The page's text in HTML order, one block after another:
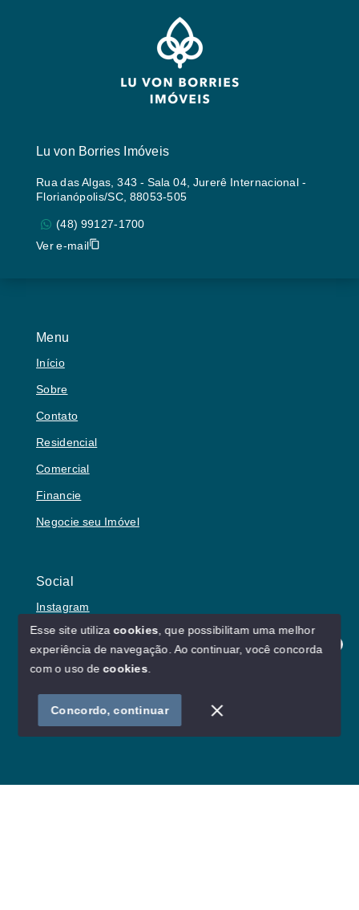
Olá! Estamos disponíveis para te ajudar.
Menu
Início
Sobre
Contato
Residencial
Comercial
Financie
Negocie seu Imóvel
Social
Instagram
© Copyright 2026 - Lu von Borries Imóveis - Todos os
SITE PARA IMOBILIARIA
Lu von Borries Imóveis
Rua das Algas, 343 - Sala 04, Jurerê Internacional -
Florianópolis/SC, 88053-505
(48) 99127-1700
Ver e-mail
Esse site utilizacookies , que possibilitam uma melhor
experiência de navegação. Ao continuar, você concorda
com o uso decookies
Concordo, continuar